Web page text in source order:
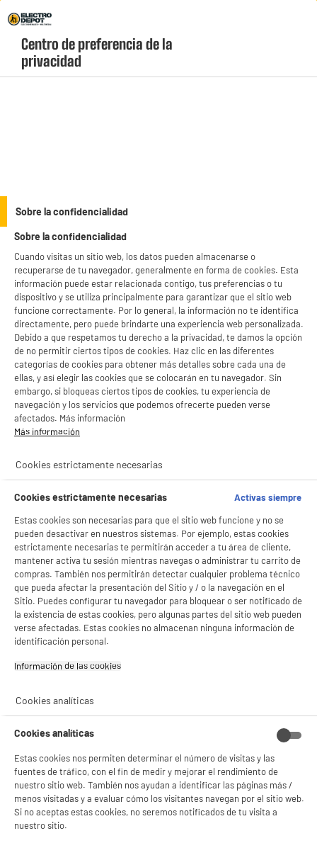
Menú
geolocation-header-icon-text
account
E604 BY ELECTRO DEPOT
7€99
Rechazar todas
BIENVENIDO a ELECTRO
DEPOT
Con el fin de mejorar tu experiencia, y tras tu consentimiento, ELECTRO DEPOT
y sus socios utilizan cookies que procesan tus datos personales para:
- compartir contenido adaptado a tus preferencias
- ofrecer publicidad y comunicaciones personalizadas
- facilitar el intercambio de contenido en las redes sociales
- analizar el tráfico en nuestro sitio web Consulta la política de cookies.
Consulta la política de cookies.
Si aceptas, la experiencia será aún mejor. Si no acepta, se utilizarán cookies
¡Buena visita!
Gestionar cookies
Centro de preferencia de la
privacidad
Sobre la confidencialidad
Sobre la confidencialidad
Cuando visitas un sitio web, los datos pueden almacenarse o
recuperarse de tu navegador, generalmente en forma de cookies. Esta
información puede estar relacionada contigo, tus preferencias o tu
dispositivo y se utiliza principalmente para garantizar que el sitio web
funcione correctamente. Por lo general, la información no te identifica
directamente, pero puede brindarte una experiencia web personalizada.
Debido a que respetamos tu derecho a la privacidad, te damos la opción
de no permitir ciertos tipos de cookies. Haz clic en las diferentes
categorías de cookies para obtener más detalles sobre cada una de
ellas, y así elegir las cookies que se colocarán en tu navegador. Sin
embargo, si bloqueas ciertos tipos de cookies, tu experiencia de
navegación y los servicios que podemos ofrecerte pueden verse
afectados. Más información
Más información
Cookies estrictamente necesarias
Cookies estrictamente necesarias
Activas siempre
Estas cookies son necesarias para que el sitio web funcione y no se
pueden desactivar en nuestros sistemas. Por ejemplo, estas cookies
estrictamente necesarias te permitirán acceder a tu área de cliente,
mantener activa tu sesión mientras navegas o administrar tu carrito de
compras. También nos permitirán detectar cualquier problema técnico
que pueda afectar la presentación del Sitio y / o la navegación en el
Sitio. Puedes configurar tu navegador para bloquear o ser notificado de
la existencia de estas cookies, pero algunas partes del sitio web pueden
verse afectadas. Estas cookies no almacenan ninguna información de
identificación personal.
Información de las cookies‎
Cookies analíticas
Cookies analíticas
Estas cookies nos permiten determinar el número de visitas y las
fuentes de tráfico, con el fin de medir y mejorar el rendimiento de
nuestro sitio web. También nos ayudan a identificar las páginas más /
menos visitadas y a evaluar cómo los visitantes navegan por el sitio web.
Si no aceptas estas cookies, no seremos notificados de tu visita a
nuestro sitio.